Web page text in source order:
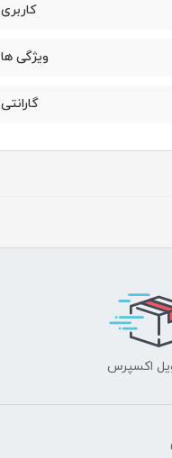
کاربری
ویژگی ها
گارانتی
اکسپرس